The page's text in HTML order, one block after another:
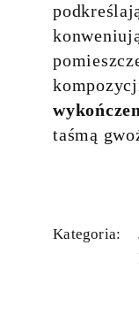
taśmą
Kategoria: